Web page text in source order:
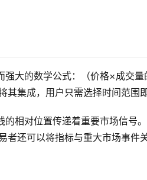
大的数学公式：（价格×成交
集成，用户只需选择时间范围
相对位置传递着重要市场信号
者还可以将指标与重大市场事件